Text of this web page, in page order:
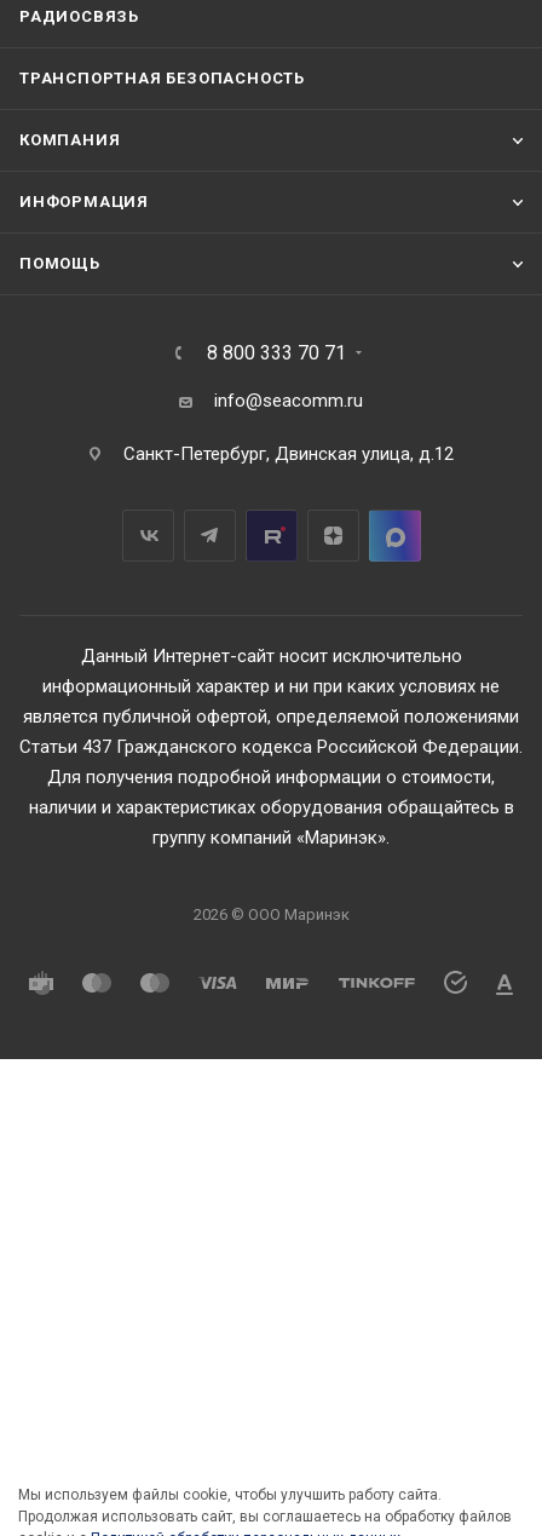
РАДИОСВЯЗЬ
ТРАНСПОРТНАЯ БЕЗОПАСНОСТЬ
КОМПАНИЯ
ИНФОРМАЦИЯ
ПОМОЩЬ
8 800 333 70 71
info@seacomm.ru
Санкт-Петербург, Двинская улица, д.12
Данный Интернет-сайт носит исключительно
информационный характер и ни при каких условиях не
является публичной офертой, определяемой положениями
Статьи 437 Гражданского кодекса Российской Федерации.
Для получения подробной информации о стоимости,
наличии и характеристиках оборудования обращайтесь в
группу компаний «Маринэк».
2026 © ООО Маринэк
Мы используем файлы cookie, чтобы улучшить работу сайта.
Продолжая использовать сайт, вы соглашаетесь на обработку файлов